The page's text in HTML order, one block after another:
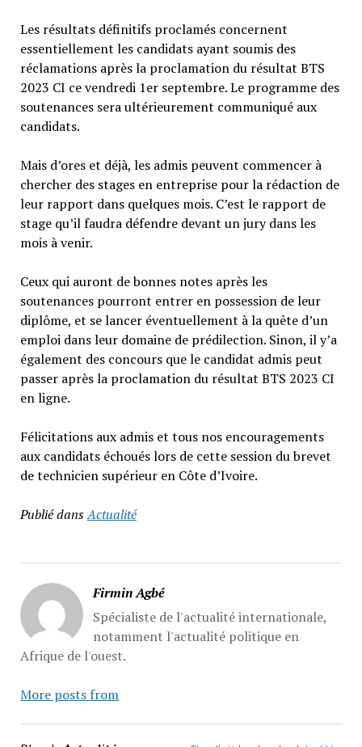
Les résultats définitifs proclamés concernent
essentiellement les candidats ayant soumis des
réclamations après la proclamation du résultat BTS
2023 CI ce vendredi 1er septembre. Le programme des
soutenances sera ultérieurement communiqué aux
candidats.
Mais d’ores et déjà, les admis peuvent commencer à
chercher des stages en entreprise pour la rédaction de
leur rapport dans quelques mois. C’est le rapport de
stage qu’il faudra défendre devant un jury dans les
mois à venir.
Ceux qui auront de bonnes notes après les
soutenances pourront entrer en possession de leur
diplôme, et se lancer éventuellement à la quête d’un
emploi dans leur domaine de prédilection. Sinon, il y’a
également des concours que le candidat admis peut
passer après la proclamation du résultat BTS 2023 CI
en ligne.
Félicitations aux admis et tous nos encouragements
aux candidats échoués lors de cette session du brevet
de technicien supérieur en Côte d’Ivoire.
Publié dansActualité
Firmin Agbé
Spécialiste de l'actualité internationale,
notamment l'actualité politique en
Afrique de l'ouest.
More posts from